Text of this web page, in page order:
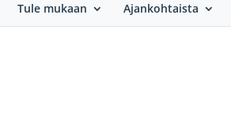
Tule mukaan Ajankohtaista